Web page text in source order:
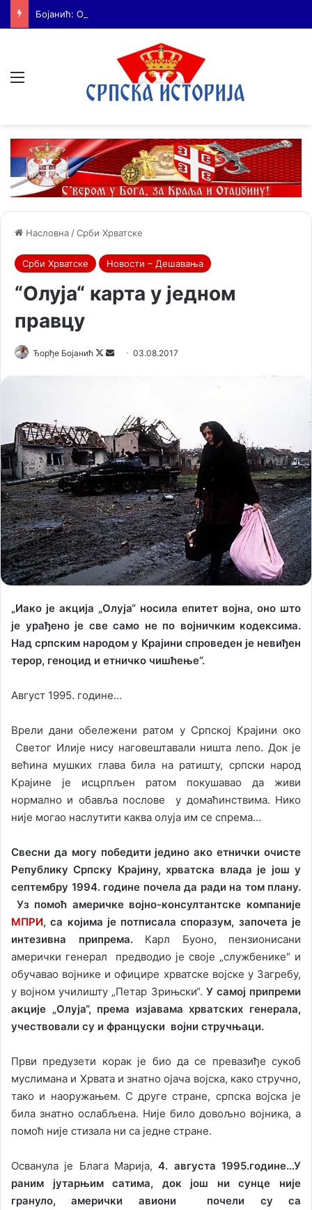
Бојанић: ОЛУЈА… Битка за истину води се и бројкама
Насловна /Срби Хрватске
Срби Хрватске Новости – Дешавања
“Олуја“ карта у једном
правцу
Ђорђе Бојанић
F
w
o
n
n
e
i
l
03.08.2017
„Иако је акција „Олуја“ носила епитет војна, оно што
је урађено је све само не по војничким кодексима.
Над српским народом у Крајини спроведен је невиђен
терор, геноцид и етничко чишћење“.
Август 1995. године…
Врели дани обележени ратом у Српској Крајини око
Светог Илије нису наговештавали ништа лепо. Док је
већина мушких глава била на ратишту, српски народ
Крајине је исцрпљен ратом покушавао да живи
нормално и обавља послове у домаћинствима. Нико
није могао наслутити каква олуја им се спрема…
Свесни да могу победити једино ако етнички очисте
Републику Српску Крајину, хрватска влада је још у
септембру 1994. године почела да ради на том плану.
Уз помоћ америчке војно-консултантске компаније
МПРИ, са којима је потписала споразум, започета је
интезивна припрема.Карл Буоно, пензионисани
амерички генерал предводио је своје „службенике“ и
обучавао војнике и официре хрватске војске у Загребу,
у војном училишту „Петар Зрињски“. У самој припреми
акције „Олуја“, према изјавама хрватских генерала,
учествовали су и француски војни стручњаци.
Први предузети корак је био да се превазиђе сукоб
муслимана и Хрвата и знатно ојача војска, како стручно,
тако и наоружањем. С друге стране, српска војска је
била знатно ослабљена. Није било довољно војника, а
помоћ није стизала ни са једне стране.
Осванула је Блага Марија,4. августа 1995.године…У
раним јутарњим сатима, док још ни сунце није
грануло, амерички авиони почели су са